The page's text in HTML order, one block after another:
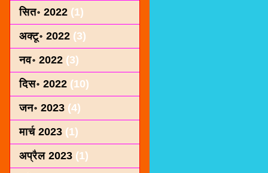
सित॰ 2022 (1)
अक्टू॰ 2022 (3)
नव॰ 2022 (3)
दिस॰ 2022 (10)
जन॰ 2023 (4)
मार्च 2023 (1)
अप्रैल 2023 (1)